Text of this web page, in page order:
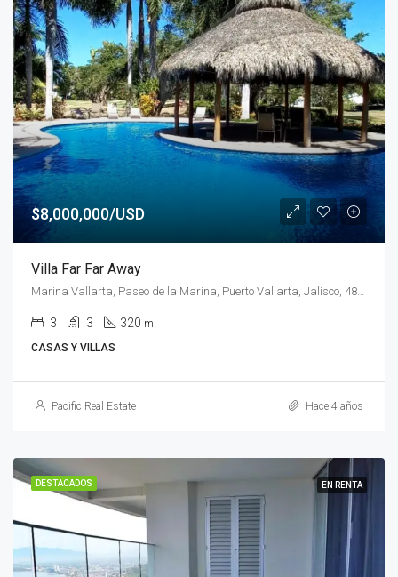
$8,000,000/USD
Villa Far Far Away
Marina Vallarta, Paseo de la Marina, Puerto Vallarta, Jalisco, 48300, México
3 3 320 m
CASAS Y VILLAS
Pacific Real Estate Hace 4 años
DESTACADOS EN RENTA